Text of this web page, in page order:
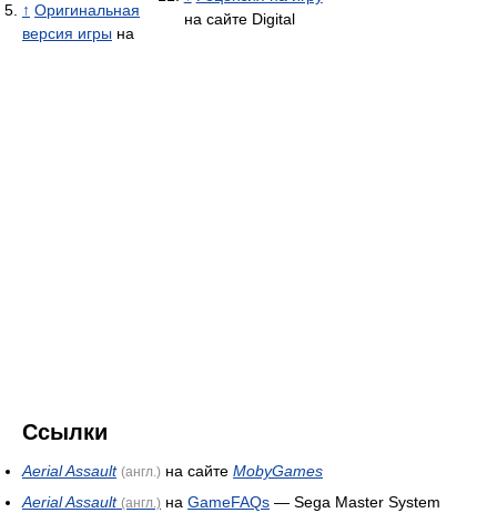
↑ Оригинальная
версия игры на
на сайте Digital
Ссылки
Aerial Assault (англ.) на сайте MobyGames
Aerial Assault (англ.) на GameFAQs — Sega Master System